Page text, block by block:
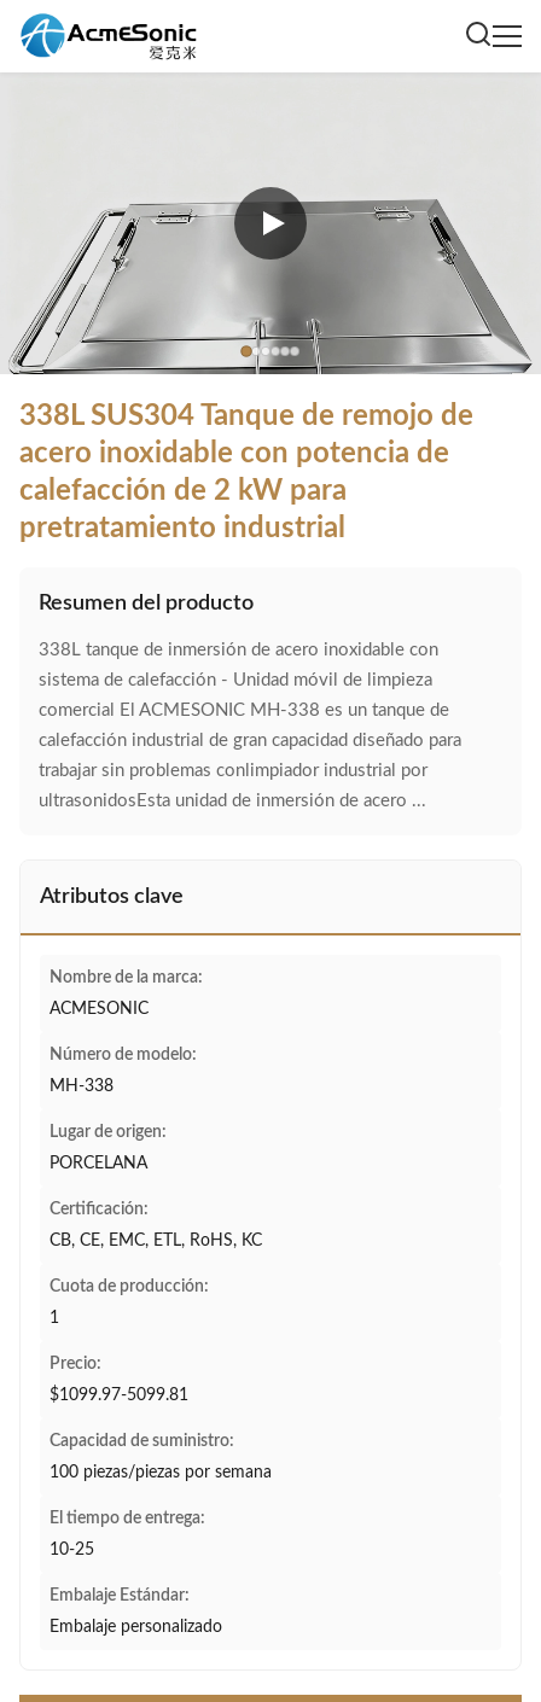
338L SUS304 Tanque de remojo de
acero inoxidable con potencia de
calefacción de 2 kW para
pretratamiento industrial
Resumen del producto
338L tanque de inmersión de acero inoxidable con
sistema de calefacción - Unidad móvil de limpieza
comercial El ACMESONIC MH-338 es un tanque de
calefacción industrial de gran capacidad diseñado para
trabajar sin problemas conlimpiador industrial por
ultrasonidosEsta unidad de inmersión de acero ...
Atributos clave
Nombre de la marca:
ACMESONIC
Número de modelo:
MH-338
Lugar de origen:
PORCELANA
Certificación:
CB, CE, EMC, ETL, RoHS, KC
Cuota de producción:
1
Precio:
$1099.97-5099.81
Capacidad de suministro:
100 piezas/piezas por semana
El tiempo de entrega:
10-25
Embalaje Estándar:
Embalaje personalizado